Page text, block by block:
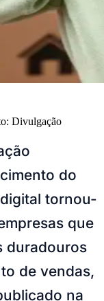
Divulgação
do
tornou-
que
duradouros
de vendas,
na